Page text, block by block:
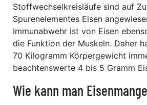
Stoffwechselkreisläufe sind auf
Spurenelementes Eisen
Immunabwehr ist von Eisen
die Funktion der Muskeln. Daher
70 Kilogramm Körpergewicht
beachtenswerte 4 bis 5 Gramm
Wie kann man